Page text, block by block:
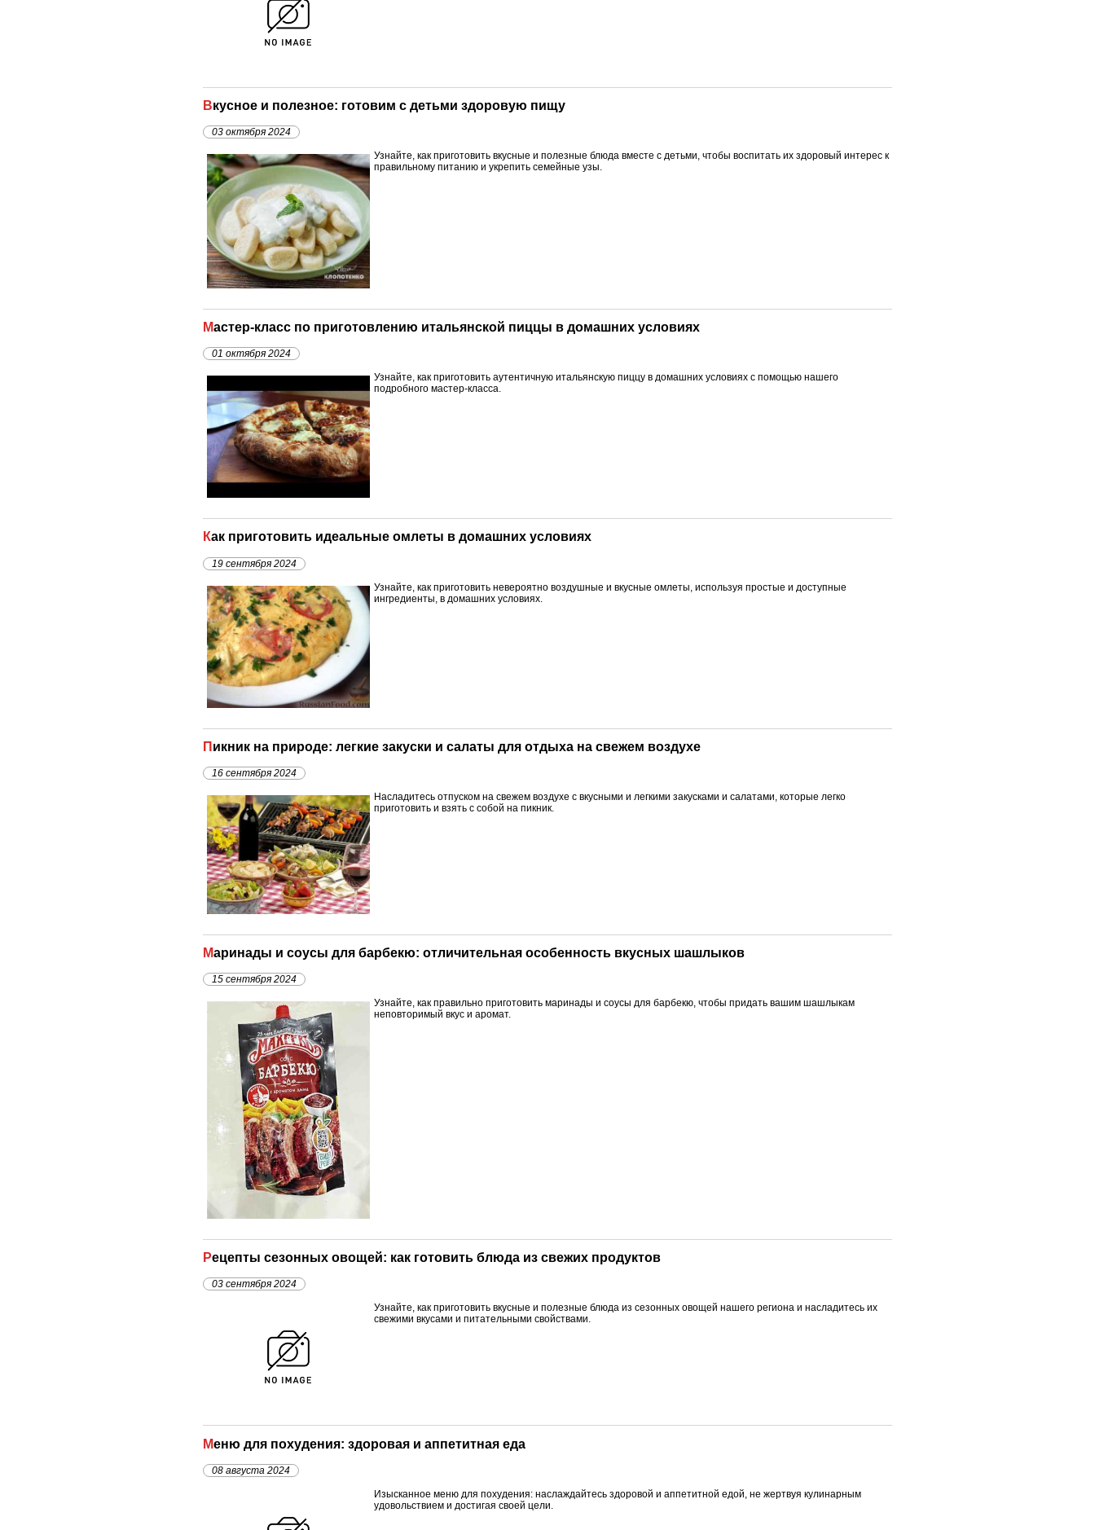
Вкусное и полезное: готовим с детьми здоровую пищу
03 октября 2024
Узнайте, как приготовить вкусные и полезные блюда вместе с детьми, чтобы воспитать их здоровый интерес к
правильному питанию и укрепить семейные узы.
Мастер-класс по приготовлению итальянской пиццы в домашних условиях
01 октября 2024
Узнайте, как приготовить аутентичную итальянскую пиццу в домашних условиях с помощью нашего
подробного мастер-класса.
Как приготовить идеальные омлеты в домашних условиях
19 сентября 2024
Узнайте, как приготовить невероятно воздушные и вкусные омлеты, используя простые и доступные
ингредиенты, в домашних условиях.
Пикник на природе: легкие закуски и салаты для отдыха на свежем воздухе
16 сентября 2024
Насладитесь отпуском на свежем воздухе с вкусными и легкими закусками и салатами, которые легко
приготовить и взять с собой на пикник.
Маринады и соусы для барбекю: отличительная особенность вкусных шашлыков
15 сентября 2024
Узнайте, как правильно приготовить маринады и соусы для барбекю, чтобы придать вашим шашлыкам
неповторимый вкус и аромат.
Рецепты сезонных овощей: как готовить блюда из свежих продуктов
03 сентября 2024
Узнайте, как приготовить вкусные и полезные блюда из сезонных овощей нашего региона и насладитесь их
свежими вкусами и питательными свойствами.
Меню для похудения: здоровая и аппетитная еда
08 августа 2024
Изысканное меню для похудения: наслаждайтесь здоровой и аппетитной едой, не жертвуя кулинарным
удовольствием и достигая своей цели.